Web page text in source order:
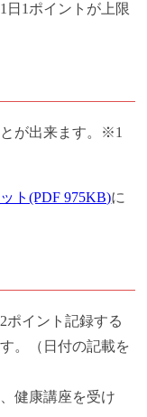
1ポイントが上限
が出来ます。※1
ト(PDF 975KB)に
ポイント記録する
。（日付の記載を
健康講座を受け